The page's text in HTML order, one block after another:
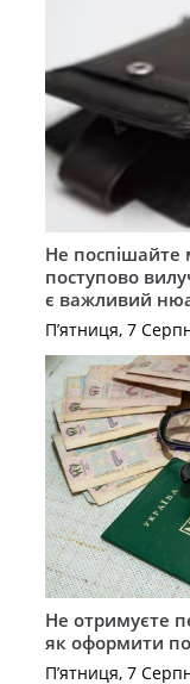
Не поспішайте
поступово
є важливий
П’ятниця, 7
Не отримуєте
як оформити
П’ятниця, 7